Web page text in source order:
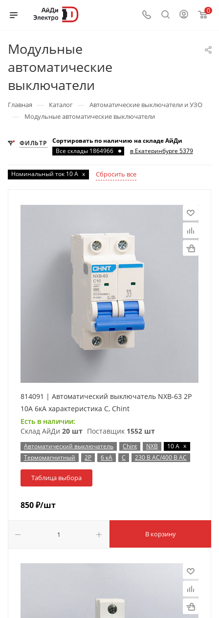
0
Модульные
автоматические
выключатели
Главная — Каталог — Автоматические выключатели и УЗО
— Модульные автоматические выключатели
ФИЛЬТР
Сортировать по наличию на складе АйДи
Все склады 1864966
в Екатеринбурге 5379
Номинальный ток 10 А x Сбросить все
814091 | Автоматический выключатель NXB-63 2P
10А 6кА характеристика C, Chint
Есть в наличии:
Склад АйДи 20 шт Поставщик 1552 шт
Автоматический выключатель Chint NXB 10 А x
Термомагнитный
2P 6 кА C 230 В AC/400 В AC
Таблица выбора
850₽/шт
В корзину